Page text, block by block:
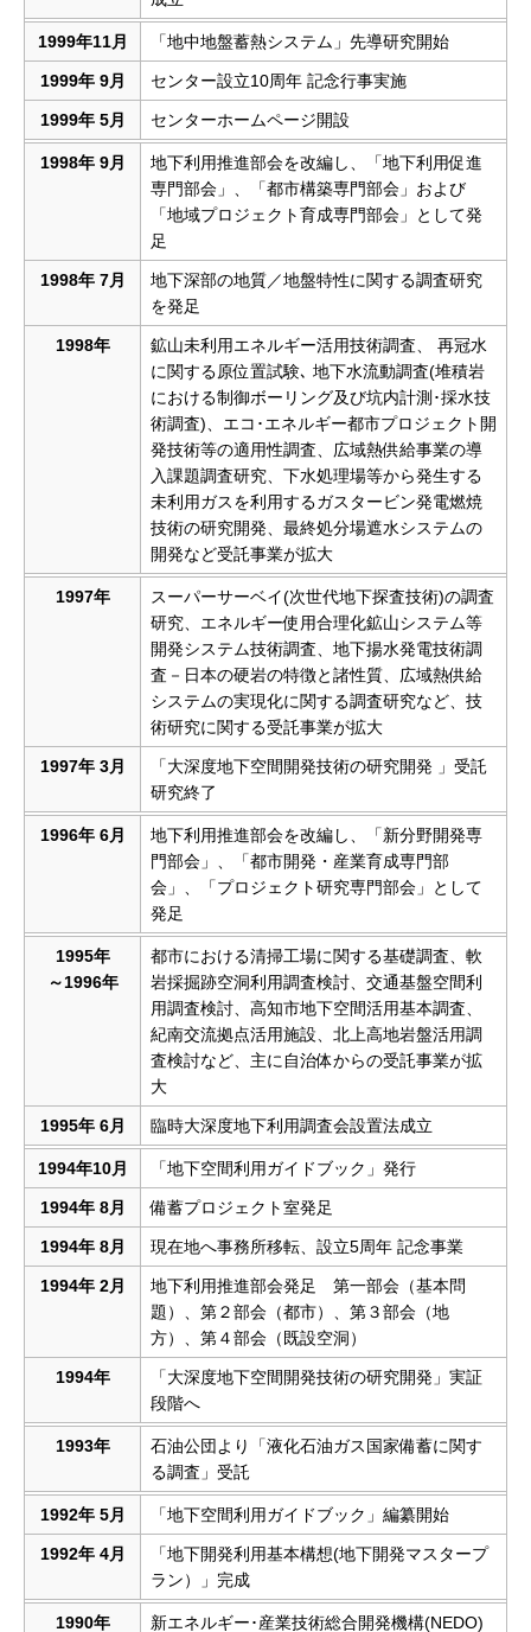
1999年11月 「地中地盤蓄熱システム」先導研究開始
1999年 9月 センター設立10周年 記念行事実施
1999年 5月 センターホームページ開設
1998年 9月
地下利用推進部会を改編し、「地下利用促進
専門部会」、「都市構築専門部会」および
「地域プロジェクト育成専門部会」として発
足
1998年 7月
地下深部の地質／地盤特性に関する調査研究
を発足
1998年
鉱山未利用エネルギー活用技術調査、 再冠水
に関する原位置試験､ 地下水流動調査(堆積岩
における制御ボーリング及び坑内計測･採水技
術調査)、エコ･エネルギー都市プロジェクト開
発技術等の適用性調査、広域熱供給事業の導
入課題調査研究、下水処理場等から発生する
未利用ガスを利用するガスタービン発電燃焼
技術の研究開発、最終処分場遮水システムの
開発など受託事業が拡大
1997年
スーパーサーベイ(次世代地下探査技術)の調査
研究、エネルギー使用合理化鉱山システム等
開発システム技術調査、地下揚水発電技術調
査－日本の硬岩の特徴と諸性質、広域熱供給
システムの実現化に関する調査研究など、技
術研究に関する受託事業が拡大
1997年 3月
「大深度地下空間開発技術の研究開発 」受託
研究終了
1996年 6月
地下利用推進部会を改編し、「新分野開発専
門部会」、「都市開発・産業育成専門部
会」、「プロジェクト研究専門部会」として
発足
1995年
～1996年
都市における清掃工場に関する基礎調査、軟
岩採掘跡空洞利用調査検討、交通基盤空間利
用調査検討、高知市地下空間活用基本調査、
紀南交流拠点活用施設、北上高地岩盤活用調
査検討など、主に自治体からの受託事業が拡
大
1995年 6月 臨時大深度地下利用調査会設置法成立
1994年10月 「地下空間利用ガイドブック」発行
1994年 8月 備蓄プロジェクト室発足
1994年 8月 現在地へ事務所移転、設立5周年 記念事業
1994年 2月
地下利用推進部会発足 第一部会（基本問
題）、第２部会（都市）、第３部会（地
方）、第４部会（既設空洞）
1994年
「大深度地下空間開発技術の研究開発」実証
段階へ
1993年
石油公団より「液化石油ガス国家備蓄に関す
る調査」受託
1992年 5月 「地下空間利用ガイドブック」編纂開始
1992年 4月
「地下開発利用基本構想(地下開発マスタープ
ラン）」完成
1990年
新エネルギー･産業技術総合開発機構(NEDO)